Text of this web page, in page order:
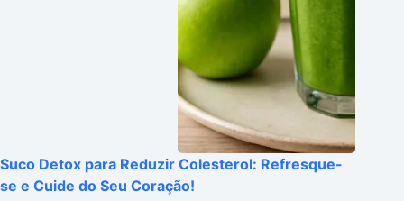
Suco Detox para Reduzir Colesterol: Refresque-
se e Cuide do Seu Coração!